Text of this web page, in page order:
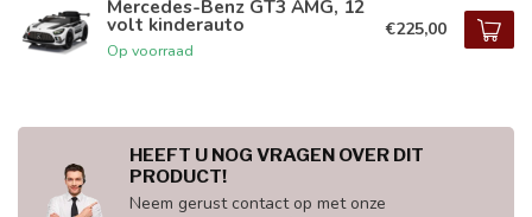
Mercedes-Benz GT3 AMG, 12
volt kinderauto
Op voorraad
€225,00
HEEFT U NOG VRAGEN OVER DIT
PRODUCT!
Neem gerust contact op met onze